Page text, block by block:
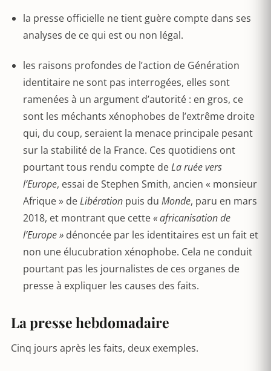
la presse officielle ne tient guère compte dans ses
analyses de ce qui est ou non légal.
les raisons profondes de l’action de Génération
identitaire ne sont pas interrogées, elles sont
ramenées à un argument d’autorité : en gros, ce
sont les méchants xénophobes de l’extrême droite
qui, du coup, seraient la menace principale pesant
sur la stabilité de la France. Ces quotidiens ont
pourtant tous rendu compte deLa ruée vers
l’Europe, essai de Stephen Smith, ancien « monsieur
Afrique » deLibération puis du Monde, paru en mars
2018, et montrant que cette« africanisation de
l’Europe » dénoncée par les identitaires est un fait et
non une élucubration xénophobe. Cela ne conduit
pourtant pas les journalistes de ces organes de
presse à expliquer les causes des faits.
La presse hebdomadaire
Cinq jours après les faits, deux exemples.